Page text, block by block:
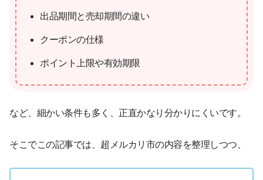
出品期間と売却期間の違い
クーポンの仕様
ポイント上限や有効期限
など、細かい条件も多く、正直かなり分かりにくいです。
そこでこの記事では、超メルカリ市の内容を整理しつつ、